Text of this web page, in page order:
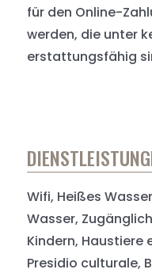
für den Online-
werden, die unter
erstattungsfähig
Wifi, Heißes
Wasser,
Kindern, Haustiere
Presidio culturale,